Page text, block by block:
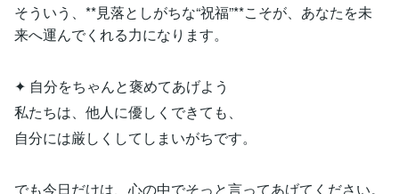
そういう、**見落としがちな“祝福”**こそが、あなたを未
来へ運んでくれる力になります。
✦ 自分をちゃんと褒めてあげよう
私たちは、他人に優しくできても、
自分には厳しくしてしまいがちです。
でも今日だけは、心の中でそっと言ってあげてください。